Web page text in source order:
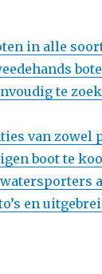
in alle
te
van
boot te
en